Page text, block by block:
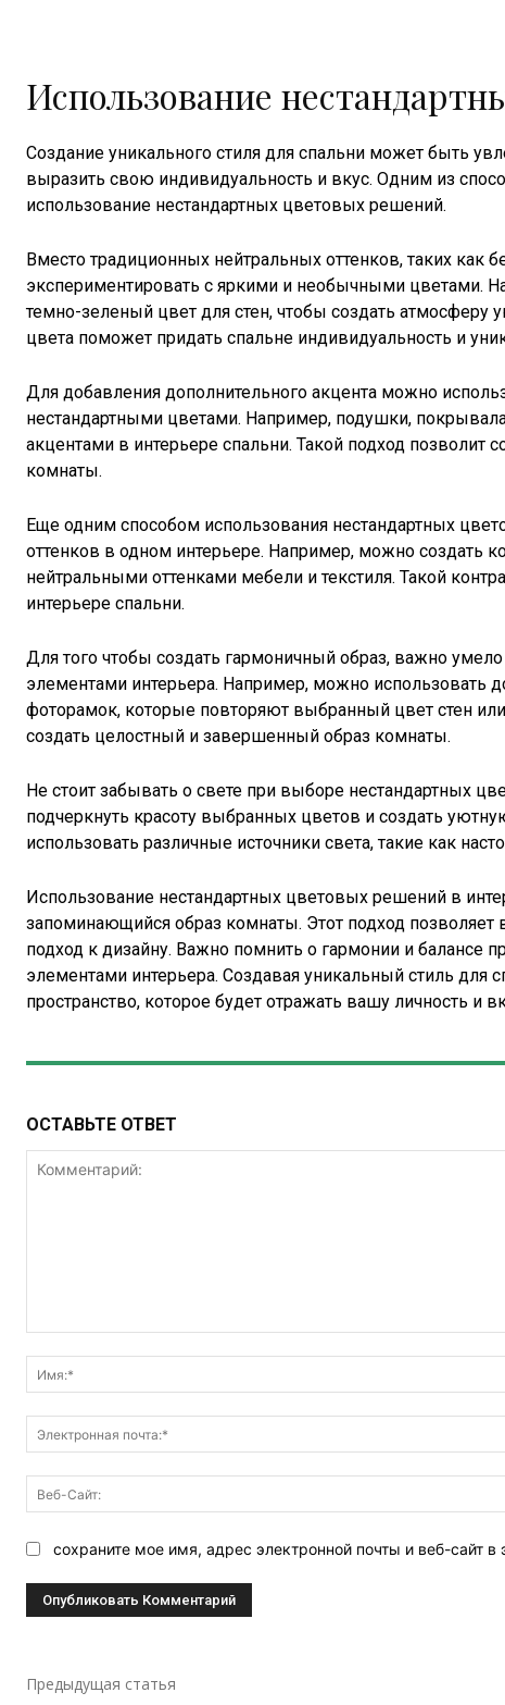
Использование
Создание уникального стиля для спальни может быть
выразить свою индивидуальность и вкус. Одним из
использование нестандартных цветовых решений.
Вместо традиционных нейтральных оттенков, таких
экспериментировать с яркими и необычными цветами.
темно-зеленый цвет для стен, чтобы создать атмосферу
цвета поможет придать спальне индивидуальность и
Для добавления дополнительного акцента можно
нестандартными цветами. Например, подушки,
акцентами в интерьере спальни. Такой подход позволит
комнаты.
Еще одним способом использования нестандартных
оттенков в одном интерьере. Например, можно создать
нейтральными оттенками мебели и текстиля. Такой
интерьере спальни.
Для того чтобы создать гармоничный образ, важно
элементами интерьера. Например, можно использовать
фоторамок, которые повторяют выбранный цвет стен
создать целостный и завершенный образ комнаты.
Не стоит забывать о свете при выборе нестандартных
подчеркнуть красоту выбранных цветов и создать
использовать различные источники света, такие как
Использование нестандартных цветовых решений в
запоминающийся образ комнаты. Этот подход
подход к дизайну. Важно помнить о гармонии и балансе
элементами интерьера. Создавая уникальный стиль
пространство, которое будет отражать вашу личность и
ОСТАВЬТЕ ОТВЕТ
сохраните мое имя, адрес электронной почты и веб-сайт
Предыдущая статья